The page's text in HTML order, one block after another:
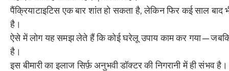
पैंक्रियाटाइटिस एक बार शांत हो सकता है, लेकिन फिर कई साल बाद
है।
ऐसे में लोग यह समझ लेते हैं कि कोई घरेलू उपाय काम कर
है।
इस बीमारी का इलाज सिर्फ़ अनुभवी डॉक्टर की निगरानी में ही संभव है।